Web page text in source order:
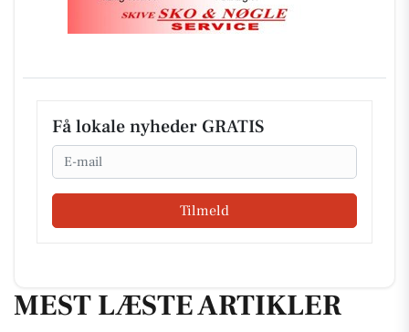
Få lokale nyheder GRATIS
Email
Tilmeld
MEST LÆSTE ARTIKLER